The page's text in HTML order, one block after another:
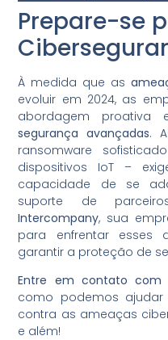
Prepare-se
À medida que as
evoluir em 2024, as
abordagem proativa
segurança avançadas.
ransomware
dispositivos IoT –
capacidade de se
suporte de
Intercompany, sua
para enfrentar esses
garantir a proteção de
Entre em contato com
como podemos
contra as ameaças
e além!